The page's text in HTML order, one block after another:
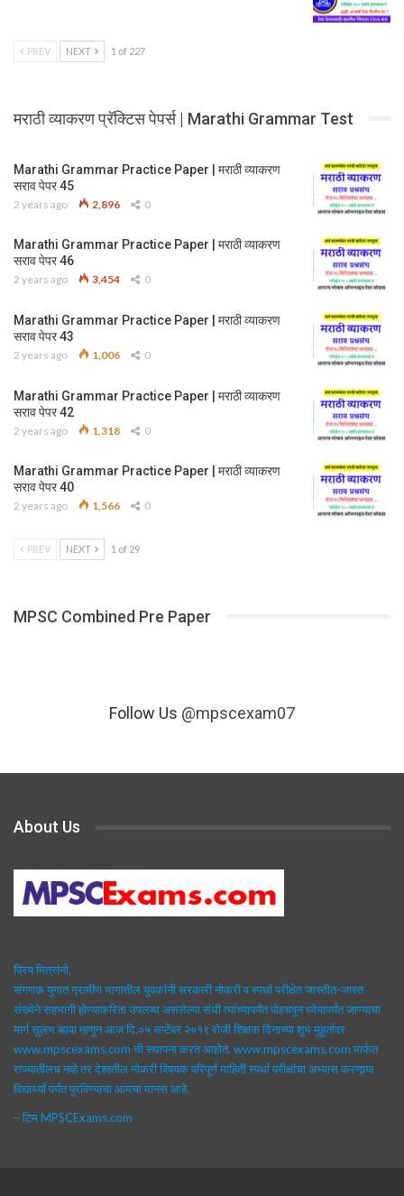
PREV NEXT 1 of 227
मराठी व्याकरण प्रॅक्टिस पेपर्स | Marathi Grammar Test
Marathi Grammar Practice Paper | मराठी व्याकरण
सराव पेपर 45
2 years ago 2,896 0
Marathi Grammar Practice Paper | मराठी व्याकरण
सराव पेपर 46
2 years ago 3,454 0
Marathi Grammar Practice Paper | मराठी व्याकरण
सराव पेपर 43
2 years ago 1,006 0
Marathi Grammar Practice Paper | मराठी व्याकरण
सराव पेपर 42
2 years ago 1,318 0
Marathi Grammar Practice Paper | मराठी व्याकरण
सराव पेपर 40
2 years ago 1,566 0
PREV NEXT 1 of 29
MPSC Combined Pre Paper
Follow Us @mpscexam07
About Us
प्रिय मित्रांनो,
संगणक युगात ग्रामीण भागातील युवकांनी सरकारी नोकरी व स्पर्धा परीक्षेत जास्तीत-जास्त
संख्येने सहभागी होण्याकरिता उपलब्ध असलेल्या संधी त्यांच्यापर्यंत पोहचवून ध्येयापर्यंत जाण्याचा
मार्ग सुलभ व्हावा म्हणून आज दि.०५ सप्टेंबर २०१९ रोजी शिक्षक दिनाच्या शुभ मुहूर्तावर
www.mpscexams.com ची स्थापना करत आहोत. www.mpscexams.com मार्फत
राज्यातीलच नव्हे तर देशातील नोकरी विषयक परिपूर्ण माहिती स्पर्धा परीक्षांचा अभ्यास करणार्‍या
विद्यार्थ्यां पर्यंत पुरविण्याचा आमचा मानस आहे.
– टिम MPSCExams.com